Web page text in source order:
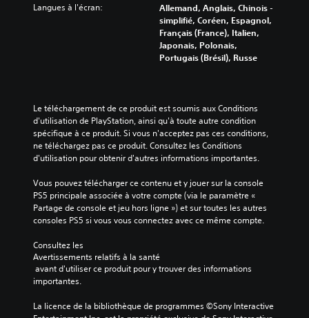
Langues à l'écran:
Allemand, Anglais, Chinois -
simplifié, Coréen, Espagnol,
Français (France), Italien,
Japonais, Polonais,
Portugais (Brésil), Russe
Le téléchargement de ce produit est soumis aux Conditions
d'utilisation de PlayStation, ainsi qu'à toute autre condition
spécifique à ce produit. Si vous n'acceptez pas ces conditions,
ne téléchargez pas ce produit. Consultez les Conditions
d'utilisation pour obtenir d'autres informations importantes.
Vous pouvez télécharger ce contenu et y jouer sur la console
PS5 principale associée à votre compte (via le paramètre «
Partage de console et jeu hors ligne ») et sur toutes les autres
consoles PS5 si vous vous connectez avec ce même compte.
Consultez les
Avertissements relatifs à la santé
importantes.
La licence de la bibliothèque de programmes ©Sony Interactive